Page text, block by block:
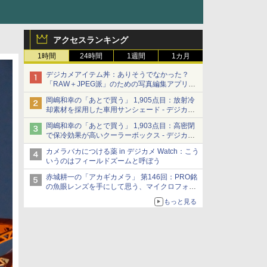
アクセスランキング
1時間 24時間 1週間 1カ月
デジカメアイテム丼：ありそうでなかった？
「RAW＋JPEG派」のための写真編集アプリ
カメラデフォルトのJPEGを大切にする
「Filmator」
岡嶋和幸の「あとで買う」 1,905点目：放射冷
却素材を採用した車用サンシェード - デジカメ
Watch
岡嶋和幸の「あとで買う」 1,903点目：高密閉
で保冷効果が高いクーラーボックス - デジカメ
Watch
カメラバカにつける薬 in デジカメ Watch：こう
いうのはフィールドズームと呼ぼう
赤城耕一の「アカギカメラ」 第146回：PRO銘
の魚眼レンズを手にして思う、マイクロフォー
もっと見る